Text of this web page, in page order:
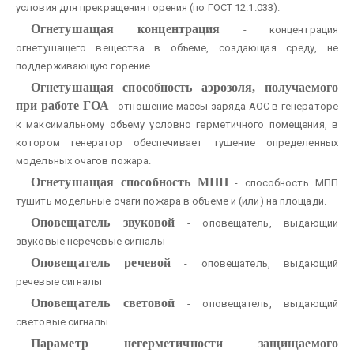
условия для прекращения горения (по ГОСТ 12.1.033).
Огнетушащая концентрация - концентрация
огнетушащего вещества в объеме, создающая среду, не
поддерживающую горение.
Огнетушащая способность аэрозоля, получаемого
при работе ГОА - отношение массы заряда АОС в генераторе
к максимальному объему условно герметичного помещения, в
котором генератор обеспечивает тушение определенных
модельных очагов пожара.
Огнетушащая способность МПП - способность МПП
тушить модельные очаги пожара в объеме и (или) на площади.
Оповещатель звуковой - оповещатель, выдающий
звуковые неречевые сигналы
Оповещатель речевой - оповещатель, выдающий
речевые сигналы
Оповещатель световой - оповещатель, выдающий
световые сигналы
Параметр негерметичности защищаемого